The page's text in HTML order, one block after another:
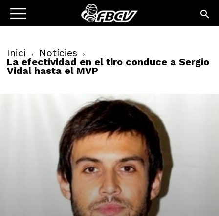
Inici Notícies
La efectividad en el tiro conduce a Sergio
Vidal hasta el MVP